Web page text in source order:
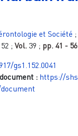
et Société ;
; Vol. 39 ; pp. 41 - 56
gs1.152.0041
: https://